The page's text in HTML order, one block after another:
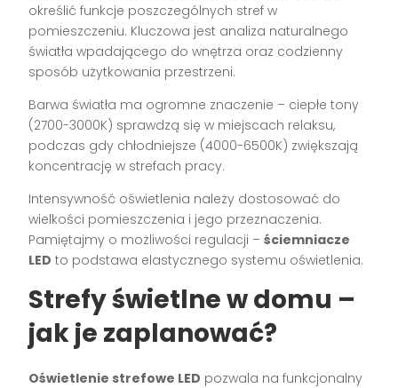
określić funkcje poszczególnych stref w
pomieszczeniu. Kluczowa jest analiza naturalnego
światła wpadającego do wnętrza oraz codzienny
sposób użytkowania przestrzeni.
Barwa światła ma ogromne znaczenie – ciepłe tony
(2700-3000K) sprawdzą się w miejscach relaksu,
podczas gdy chłodniejsze (4000-6500K) zwiększają
koncentrację w strefach pracy.
Intensywność oświetlenia należy dostosować do
wielkości pomieszczenia i jego przeznaczenia.
Pamiętajmy o możliwości regulacji –ściemniacze
LED to podstawa elastycznego systemu oświetlenia.
Strefy świetlne w domu –
jak je zaplanować?
Oświetlenie strefowe LED pozwala na funkcjonalny